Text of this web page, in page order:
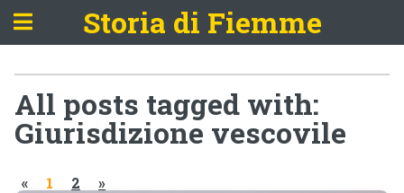
Storia di Fiemme
All posts tagged with:
Giurisdizione vescovile
« 1 2 »